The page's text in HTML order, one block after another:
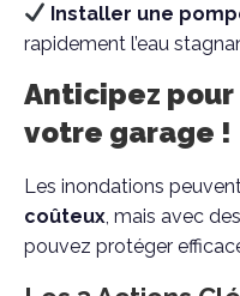
Installer une
rapidement l’eau
Anticipez
votre garage !
Les inondations
coûteux, mais avec
pouvez protéger